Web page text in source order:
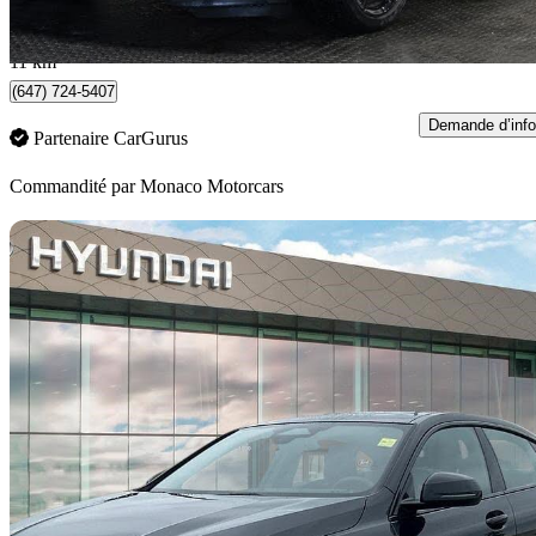
842 $/mois env.
Barrie, ON
11 km
(647) 724-5407
Partenaire CarGurus
Demande d’info
Commandité parMonaco Motorcars